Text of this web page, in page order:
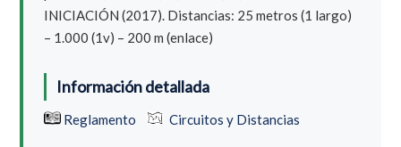
INICIACIÓN (2017). Distancias: 25 metros (1 largo)
– 1.000 (1v) – 200 m (enlace)
Información detallada
Reglamento Circuitos y Distancias